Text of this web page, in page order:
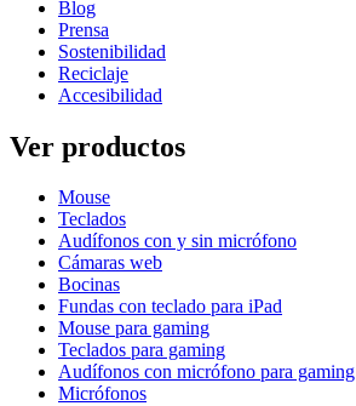
Blog
Prensa
Sostenibilidad
Reciclaje
Accesibilidad
Ver productos
Mouse
Teclados
Audífonos con y sin micrófono
Cámaras web
Bocinas
Fundas con teclado para iPad
Mouse para gaming
Teclados para gaming
Audífonos con micrófono para gaming
Micrófonos